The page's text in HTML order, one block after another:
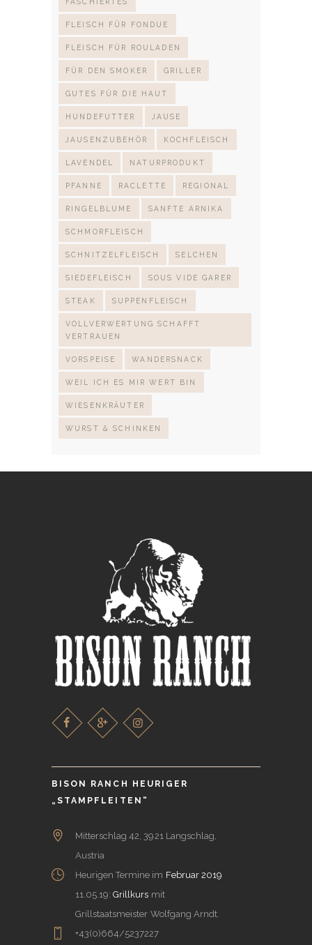
FLEISCH FÜR FONDUE
FLEISCH FÜR ROULADEN
FÜR DEN SMOKER GRILLER
GUTES FÜR DIE HAUT
HUNDEFUTTER JAUSE
JAUSENZUBEHÖR KOCHFLEISCH
LAVENDEL NATURPRODUKT
PFANNE RACLETTE REGIONAL
RINGELBLUME SANFTE ARNIKA
SCHMORFLEISCH
SCHNITZELFLEISCH SELCHEN
SIEDEFLEISCH SOUS VIDE GARER
STEAK SUPPENFLEISCH
VOLLVERWERTUNG SCHAFFT
VERTRAUEN
VORSPEISE WANDERSNACK
WEIL ICH ES MIR WERT BIN
WIESENKRÄUTER
WURST & SCHINKEN
BISON RANCH HEURIGER
„STAMPFLEITEN“
Mitterschlag 42, 3921 Langschlag,
Austria
Heurigen Termine im Februar 2019
11.05.19:Grillkurs mit
Grillstaatsmeister Wolfgang Arndt.
+43(0)664/5237227